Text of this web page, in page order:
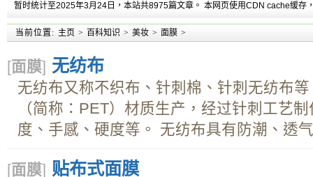
暂时统计至2025年3月24日，本站共8975篇文章。 本网页使用CDN cache缓存
当前位置: 主页 > 百科知识 > 美妆 > 面膜 >
[面膜] 无纺布
无纺布又称不织布、针刺棉、针刺无纺布
（简称：PET）材质生产，经过针刺工艺
度、手感、硬度等。 无纺布具有防潮、透
[面膜] 贴布式面膜